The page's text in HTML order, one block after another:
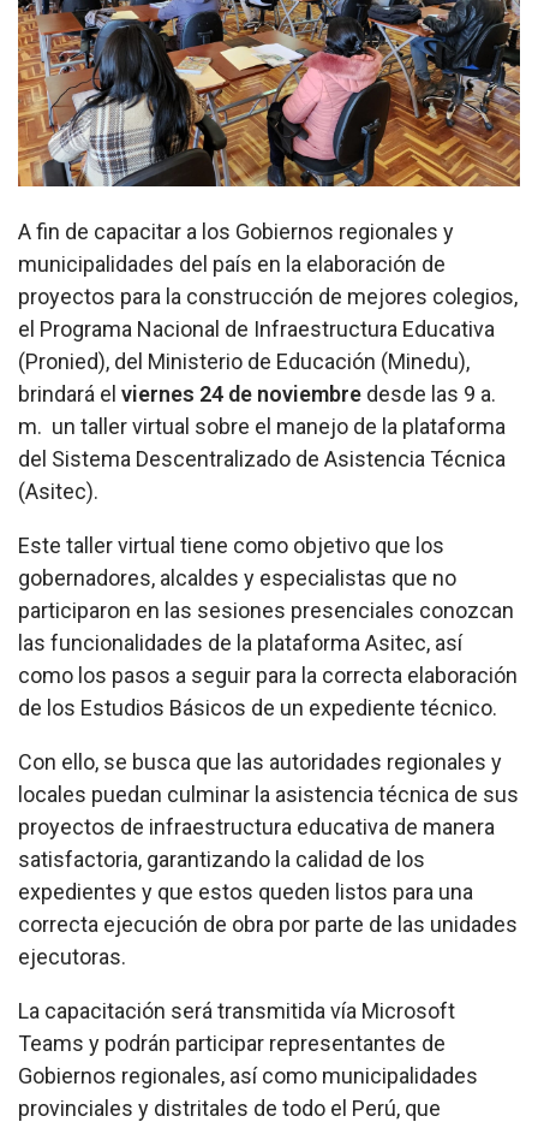
A fin de capacitar a los Gobiernos regionales y
municipalidades del país en la elaboración de
proyectos para la construcción de mejores colegios,
el Programa Nacional de Infraestructura Educativa
(Pronied), del Ministerio de Educación (Minedu),
brindará el viernes 24 de noviembre desde las 9 a.
m. un taller virtual sobre el manejo de la plataforma
del Sistema Descentralizado de Asistencia Técnica
(Asitec).
Este taller virtual tiene como objetivo que los
gobernadores, alcaldes y especialistas que no
participaron en las sesiones presenciales conozcan
las funcionalidades de la plataforma Asitec, así
como los pasos a seguir para la correcta elaboración
de los Estudios Básicos de un expediente técnico.
Con ello, se busca que las autoridades regionales y
locales puedan culminar la asistencia técnica de sus
proyectos de infraestructura educativa de manera
satisfactoria, garantizando la calidad de los
expedientes y que estos queden listos para una
correcta ejecución de obra por parte de las unidades
ejecutoras.
La capacitación será transmitida vía Microsoft
Teams y podrán participar representantes de
Gobiernos regionales, así como municipalidades
provinciales y distritales de todo el Perú, que